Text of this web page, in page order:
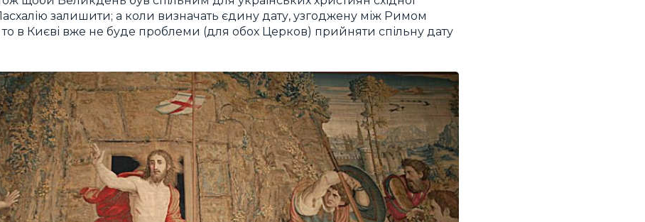
залишити; а коли визначать єдину дату, узгоджену між Римом
то в Києві вже не буде проблеми (для обох Церков) прийняти спільну дату